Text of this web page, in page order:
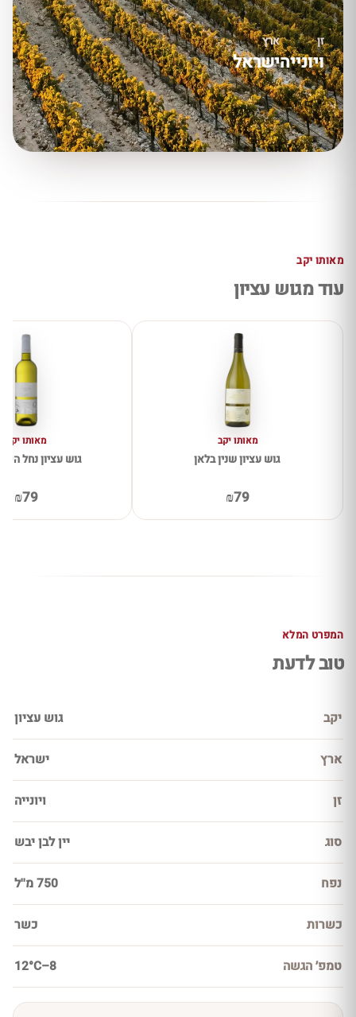
זן
ויונייה
ארץ
ישראל
מאותו יקב
עוד מגוש עציון
מאותו יקב
גוש עציון שנין בלאן
₪79
מאותו יקב
גוש עציון נחל
₪79
המפרט המלא
טוב לדעת
יקב גוש עציון
ארץ ישראל
זן ויונייה
סוג יין לבן יבש
נפח 750 מ''ל
כשרות כשר
טמפ׳ הגשה 8–12°C